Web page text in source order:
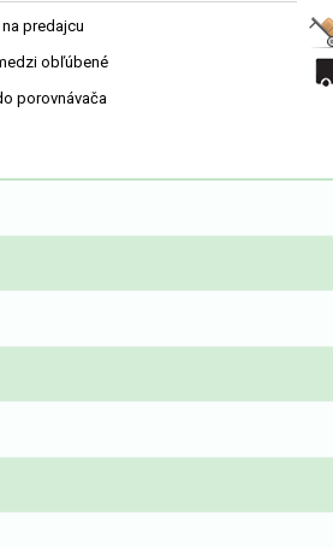
predajcu
obľúbené
porovnávača